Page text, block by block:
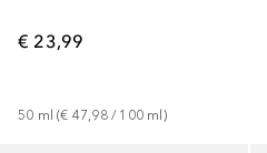
€ 23,99
50 ml (€ 47,98 / 100 ml )